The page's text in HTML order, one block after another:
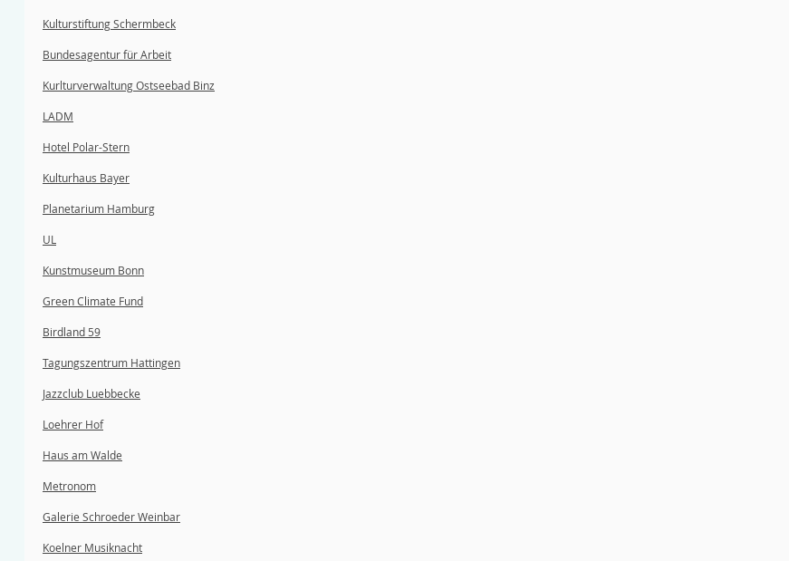
Kulturstiftung Schermbeck
Bundesagentur für Arbeit
Kurlturverwaltung Ostseebad Binz
LADM
Hotel Polar-Stern
Kulturhaus Bayer
Planetarium Hamburg
UL
Kunstmuseum Bonn
Green Climate Fund
Birdland 59
Tagungszentrum Hattingen
Jazzclub Luebbecke
Loehrer Hof
Haus am Walde
Metronom
Galerie Schroeder Weinbar
Koelner Musiknacht